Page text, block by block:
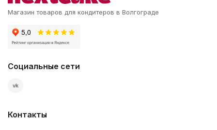
Магазин товаров для кондитеров в Волгограде
Социальные сети
vk
Контакты